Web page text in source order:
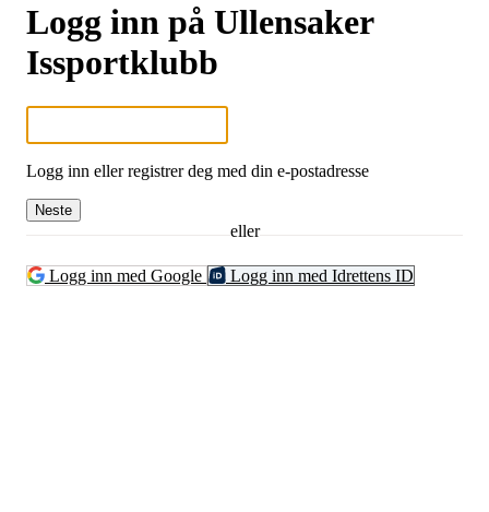
Logg inn på Ullensaker
Issportklubb
Logg inn eller registrer deg med din e-postadresse
Neste
eller
Logg inn med Google Logg inn med Idrettens ID